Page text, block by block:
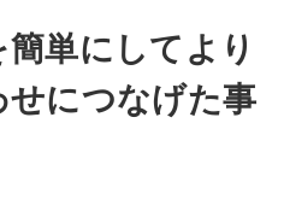
単にしてより
につなげた事